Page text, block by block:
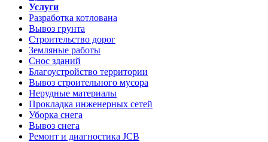
Услуги
Разработка котлована
Вывоз грунта
Строительство дорог
Земляные работы
Снос зданий
Благоустройство территории
Вывоз строительного мусора
Нерудные материалы
Прокладка инженерных сетей
Уборка снега
Вывоз снега
Ремонт и диагностика JCB